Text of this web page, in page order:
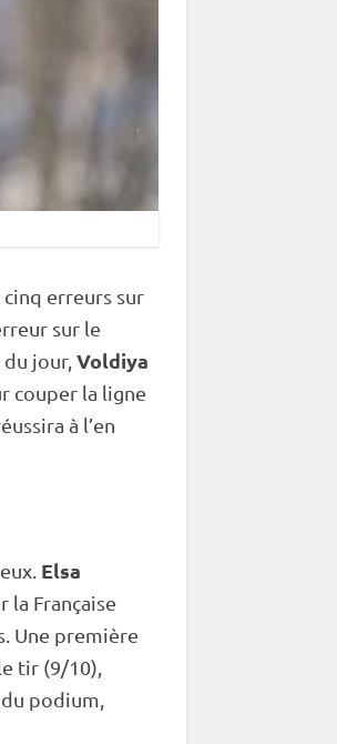
erreurs sur
sur le
jour, Voldiya
couper la ligne
à l’en
Elsa
la Française
Une première
tir (9/10),
podium,